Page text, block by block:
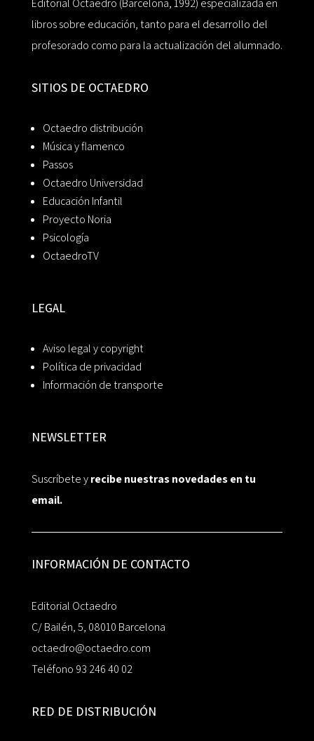
libros sobre educación, tanto para el desarrollo del
profesorado como para la actualización del alumnado.
SITIOS DE OCTAEDRO
Octaedro distribución
Música y flamenco
Passos
Octaedro Universidad
Educación Infantil
Proyecto Noria
Psicología
OctaedroTV
LEGAL
Aviso legal y copyright
Política de privacidad
Información de transporte
NEWSLETTER
Suscríbete yrecibe nuestras novedades en tu
email.
INFORMACIÓN DE CONTACTO
Editorial Octaedro
C/ Bailén, 5, 08010 Barcelona
octaedro@octaedro.com
Teléfono 93 246 40 02
RED DE DISTRIBUCIÓN